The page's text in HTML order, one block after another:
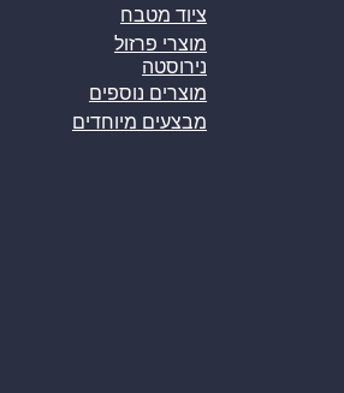
ציוד מטבח
מוצרי פרזול
נירוסטה
מוצרים נוספים
מבצעים מיוחדים